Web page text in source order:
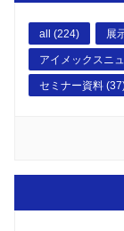
all (224) 展
アイメックスニ
セミナー資料